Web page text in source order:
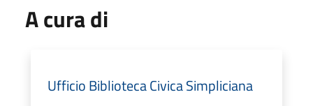
A cura di
Ufficio Biblioteca Civica Simpliciana